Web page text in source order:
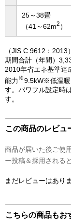
25～38畳
（41～62m2 ）
（JIS C 9612：2013
期間合計（年間）
2010年省エネ基準達
能力 ※9.5kW※低温暖
す。パワフル設定時
す。
この商品のレビュ
商品が届いた後ご使
ー投稿＆採用されると
まだレビューはあり
こちらの商品もお